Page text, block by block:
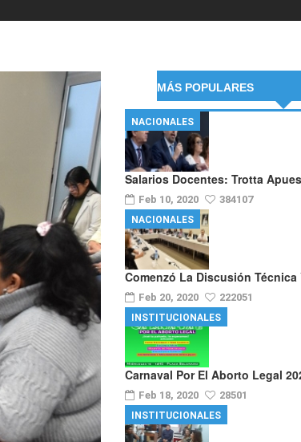
MÁS POPULARES
Salarios Docentes: Trotta
Feb 10, 2020 384107
NACIONALES
Comenzó La Discusión
Feb 20, 2020 222051
NACIONALES
Carnaval Por El Aborto Legal
Feb 18, 2020 28501
INSTITUCIONALES
INSTITUCIONALES